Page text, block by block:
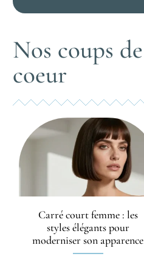
Nos coups de
coeur
Carré court femme : les
styles élégants pour
moderniser son apparence